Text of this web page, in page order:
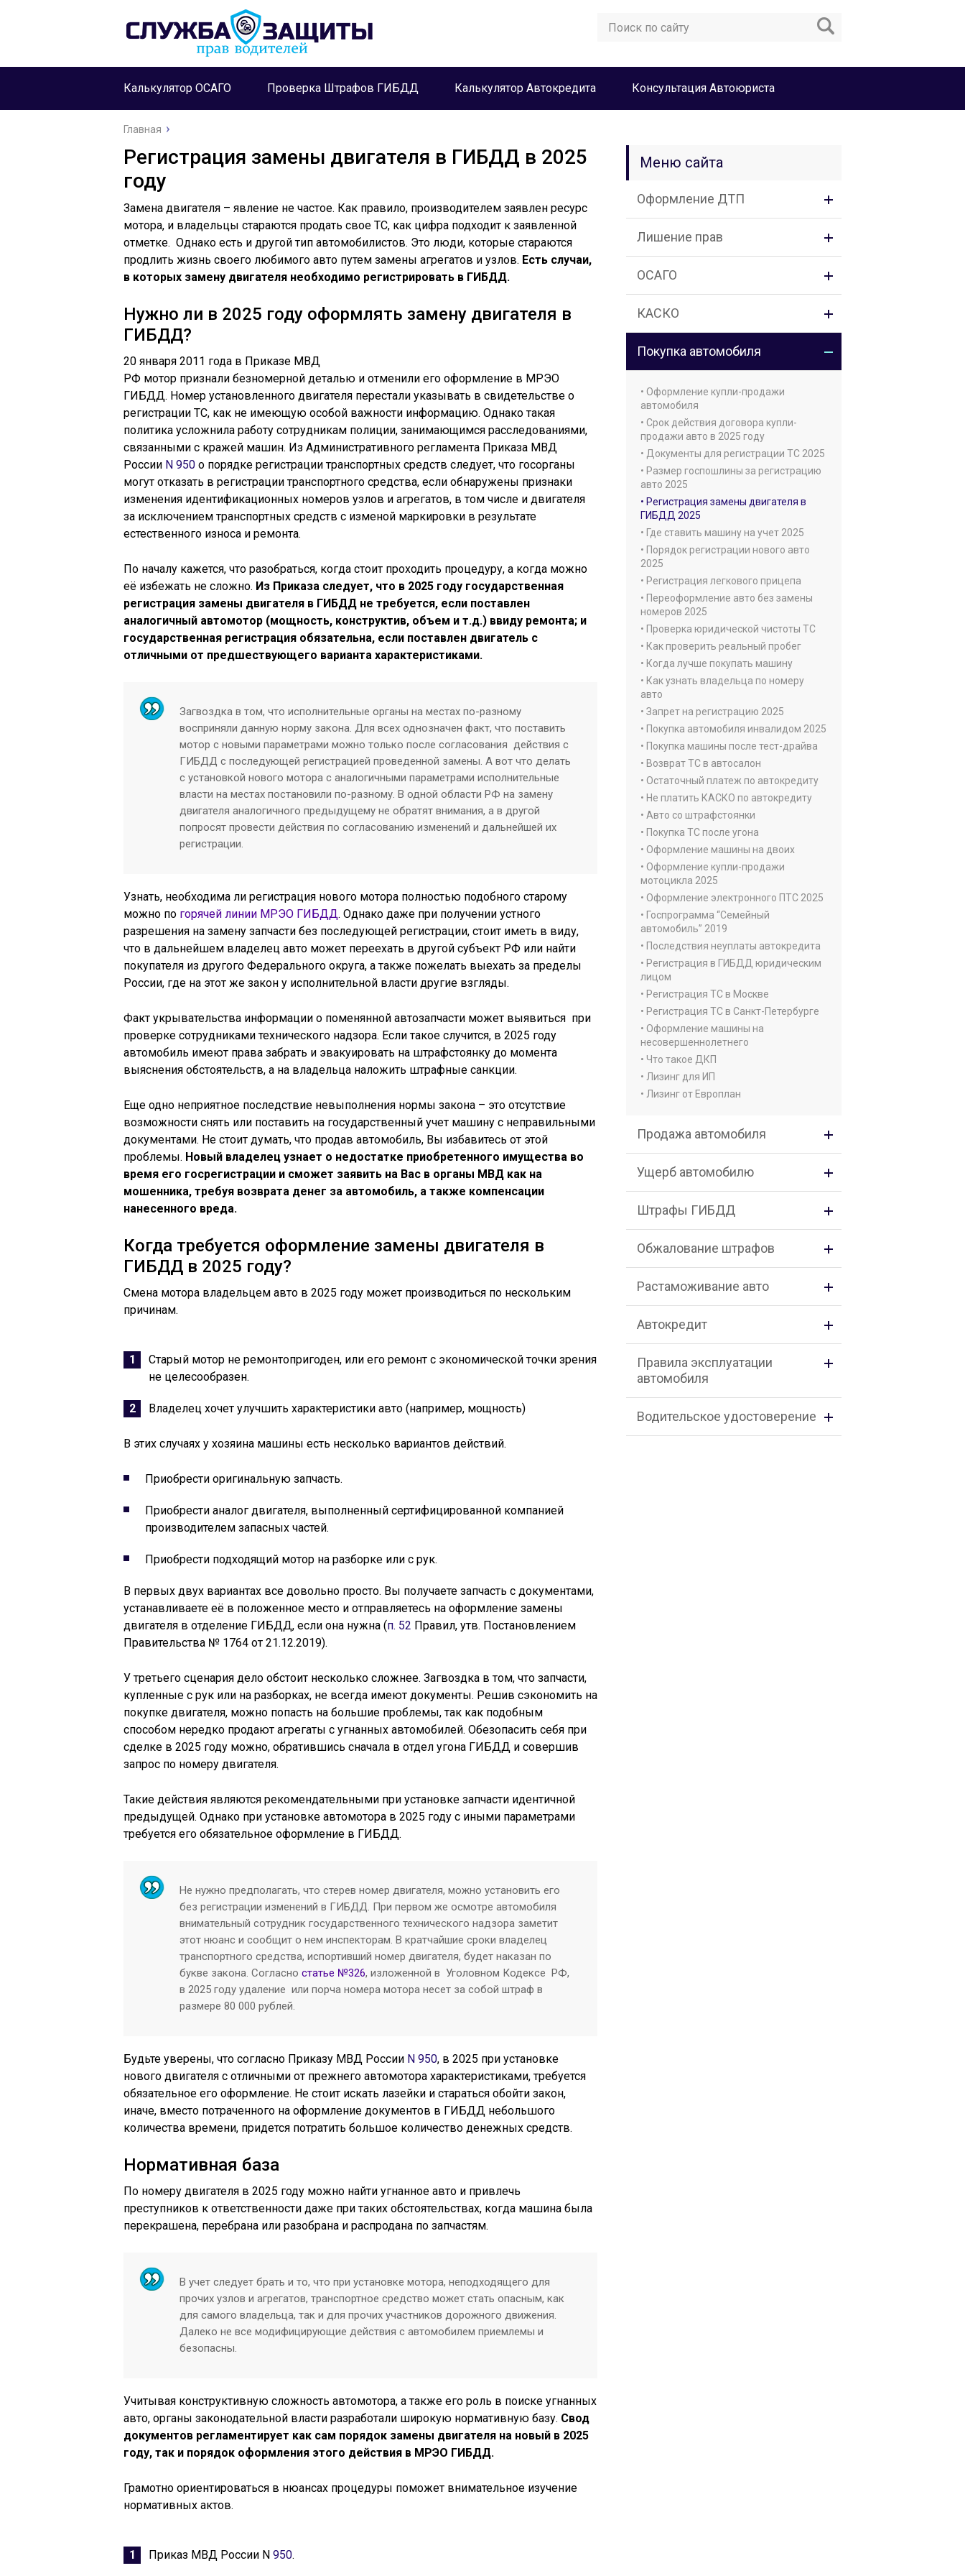
Калькулятор ОСАГО Проверка Штрафов ГИБДД Калькулятор Автокредита Консультация Автоюриста
Главная
Регистрация замены двигателя в ГИБДД в 2025
году
Замена двигателя – явление не частое. Как правило, производителем заявлен ресурс
мотора, и владельцы стараются продать свое ТС, как цифра подходит к заявленной
отметке. Однако есть и другой тип автомобилистов. Это люди, которые стараются
продлить жизнь своего любимого авто путем замены агрегатов и узлов. Есть случаи,
в которых замену двигателя необходимо регистрировать в ГИБДД.
Нужно ли в 2025 году оформлять замену двигателя в
ГИБДД?
20 января 2011 года в Приказе МВД
РФ мотор признали безномерной деталью и отменили его оформление в МРЭО
ГИБДД. Номер установленного двигателя перестали указывать в свидетельстве о
регистрации ТС, как не имеющую особой важности информацию. Однако такая
политика усложнила работу сотрудникам полиции, занимающимся расследованиями,
связанными с кражей машин. Из Административного регламента Приказа МВД
России N 950 о порядке регистрации транспортных средств следует, что госорганы
могут отказать в регистрации транспортного средства, если обнаружены признаки
изменения идентификационных номеров узлов и агрегатов, в том числе и двигателя
за исключением транспортных средств с изменой маркировки в результате
естественного износа и ремонта.
По началу кажется, что разобраться, когда стоит проходить процедуру, а когда можно
её избежать не сложно. Из Приказа следует, что в 2025 году государственная
регистрация замены двигателя в ГИБДД не требуется, если поставлен
аналогичный автомотор (мощность, конструктив, объем и т.д.) ввиду ремонта; и
государственная регистрация обязательна, если поставлен двигатель с
отличными от предшествующего варианта характеристиками.
Загвоздка в том, что исполнительные органы на местах по-разному
восприняли данную норму закона. Для всех однозначен факт, что поставить
мотор с новыми параметрами можно только после согласования действия с
ГИБДД с последующей регистрацией проведенной замены. А вот что делать
с установкой нового мотора с аналогичными параметрами исполнительные
власти на местах постановили по-разному. В одной области РФ на замену
двигателя аналогичного предыдущему не обратят внимания, а в другой
попросят провести действия по согласованию изменений и дальнейшей их
регистрации.
Узнать, необходима ли регистрация нового мотора полностью подобного старому
можно по горячей линии МРЭО ГИБДД. Однако даже при получении устного
разрешения на замену запчасти без последующей регистрации, стоит иметь в виду,
что в дальнейшем владелец авто может переехать в другой субъект РФ или найти
покупателя из другого Федерального округа, а также пожелать выехать за пределы
России, где на этот же закон у исполнительной власти другие взгляды.
Факт укрывательства информации о поменянной автозапчасти может выявиться при
проверке сотрудниками технического надзора. Если такое случится, в 2025 году
автомобиль имеют права забрать и эвакуировать на штрафстоянку до момента
выяснения обстоятельств, а на владельца наложить штрафные санкции.
Еще одно неприятное последствие невыполнения нормы закона – это отсутствие
возможности снять или поставить на государственный учет машину с неправильными
документами. Не стоит думать, что продав автомобиль, Вы избавитесь от этой
проблемы. Новый владелец узнает о недостатке приобретенного имущества во
время его госрегистрации и сможет заявить на Вас в органы МВД как на
мошенника, требуя возврата денег за автомобиль, а также компенсации
нанесенного вреда.
Когда требуется оформление замены двигателя в
ГИБДД в 2025 году?
Смена мотора владельцем авто в 2025 году может производиться по нескольким
причинам.
Старый мотор не ремонтопригоден, или его ремонт с экономической точки зрения
не целесообразен.
Владелец хочет улучшить характеристики авто (например, мощность)
В этих случаях у хозяина машины есть несколько вариантов действий.
Приобрести оригинальную запчасть.
Приобрести аналог двигателя, выполненный сертифицированной компанией
производителем запасных частей.
Приобрести подходящий мотор на разборке или с рук.
В первых двух вариантах все довольно просто. Вы получаете запчасть с документами,
устанавливаете её в положенное место и отправляетесь на оформление замены
двигателя в отделение ГИБДД, если она нужна (п. 52 Правил, утв. Постановлением
Правительства № 1764 от 21.12.2019).
У третьего сценария дело обстоит несколько сложнее. Загвоздка в том, что запчасти,
купленные с рук или на разборках, не всегда имеют документы. Решив сэкономить на
покупке двигателя, можно попасть на большие проблемы, так как подобным
способом нередко продают агрегаты с угнанных автомобилей. Обезопасить себя при
сделке в 2025 году можно, обратившись сначала в отдел угона ГИБДД и совершив
запрос по номеру двигателя.
Такие действия являются рекомендательными при установке запчасти идентичной
предыдущей. Однако при установке автомотора в 2025 году с иными параметрами
требуется его обязательное оформление в ГИБДД.
Не нужно предполагать, что стерев номер двигателя, можно установить его
без регистрации изменений в ГИБДД. При первом же осмотре автомобиля
внимательный сотрудник государственного технического надзора заметит
этот нюанс и сообщит о нем инспекторам. В кратчайшие сроки владелец
транспортного средства, испортивший номер двигателя, будет наказан по
букве закона. Согласно статье №326, изложенной в Уголовном Кодексе РФ,
в 2025 году удаление или порча номера мотора несет за собой штраф в
размере 80 000 рублей.
Будьте уверены, что согласно Приказу МВД России N 950, в 2025 при установке
нового двигателя с отличными от прежнего автомотора характеристиками, требуется
обязательное его оформление. Не стоит искать лазейки и стараться обойти закон,
иначе, вместо потраченного на оформление документов в ГИБДД небольшого
количества времени, придется потратить большое количество денежных средств.
Нормативная база
По номеру двигателя в 2025 году можно найти угнанное авто и привлечь
преступников к ответственности даже при таких обстоятельствах, когда машина была
перекрашена, перебрана или разобрана и распродана по запчастям.
В учет следует брать и то, что при установке мотора, неподходящего для
прочих узлов и агрегатов, транспортное средство может стать опасным, как
для самого владельца, так и для прочих участников дорожного движения.
Далеко не все модифицирующие действия с автомобилем приемлемы и
безопасны.
Учитывая конструктивную сложность автомотора, а также его роль в поиске угнанных
авто, органы законодательной власти разработали широкую нормативную базу. Свод
документов регламентирует как сам порядок замены двигателя на новый в 2025
году, так и порядок оформления этого действия в МРЭО ГИБДД.
Грамотно ориентироваться в нюансах процедуры поможет внимательное изучение
нормативных актов.
Приказ МВД России N 950.
Меню сайта
Оформление ДТП
Лишение прав
ОСАГО
КАСКО
Покупка автомобиля
• Оформление купли-продажи
автомобиля
• Срок действия договора купли-
продажи авто в 2025 году
• Документы для регистрации ТС 2025
• Размер госпошлины за регистрацию
авто 2025
• Регистрация замены двигателя в
ГИБДД 2025
• Где ставить машину на учет 2025
• Порядок регистрации нового авто
2025
• Регистрация легкового прицепа
• Переоформление авто без замены
номеров 2025
• Проверка юридической чистоты ТС
• Как проверить реальный пробег
• Когда лучше покупать машину
• Как узнать владельца по номеру
авто
• Запрет на регистрацию 2025
• Покупка автомобиля инвалидом 2025
• Покупка машины после тест-драйва
• Возврат ТС в автосалон
• Остаточный платеж по автокредиту
• Не платить КАСКО по автокредиту
• Авто со штрафстоянки
• Покупка ТС после угона
• Оформление машины на двоих
• Оформление купли-продажи
мотоцикла 2025
• Оформление электронного ПТС 2025
• Госпрограмма “Семейный
автомобиль” 2019
• Последствия неуплаты автокредита
• Регистрация в ГИБДД юридическим
лицом
• Регистрация ТС в Москве
• Регистрация ТС в Санкт-Петербурге
• Оформление машины на
несовершеннолетнего
• Что такое ДКП
• Лизинг для ИП
• Лизинг от Европлан
Продажа автомобиля
Ущерб автомобилю
Штрафы ГИБДД
Обжалование штрафов
Растаможивание авто
Автокредит
Правила эксплуатации
автомобиля
Водительское удостоверение